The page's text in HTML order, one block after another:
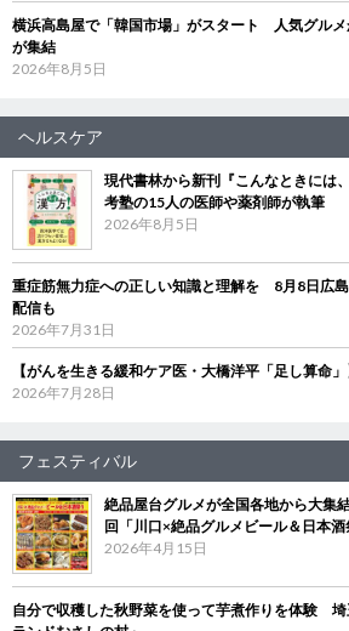
横浜高島屋で「韓国市場」がスタート 人気グル
が集結
2026年8月5日
ヘルスケア
現代書林から新刊『こんなときに
考塾の15人の医師や薬剤師が執筆
2026年8月5日
重症筋無力症への正しい知識と理解を 8月8日広
配信も
2026年7月31日
【がんを生きる緩和ケア医・大橋洋平「足し算命
2026年7月28日
フェスティバル
絶品屋台グルメが全国各地から大集
回「川口×絶品グルメビール＆日本
2026年4月15日
自分で収穫した秋野菜を使って芋煮作りを体験